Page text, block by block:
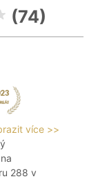
(74)
více >>
288 v